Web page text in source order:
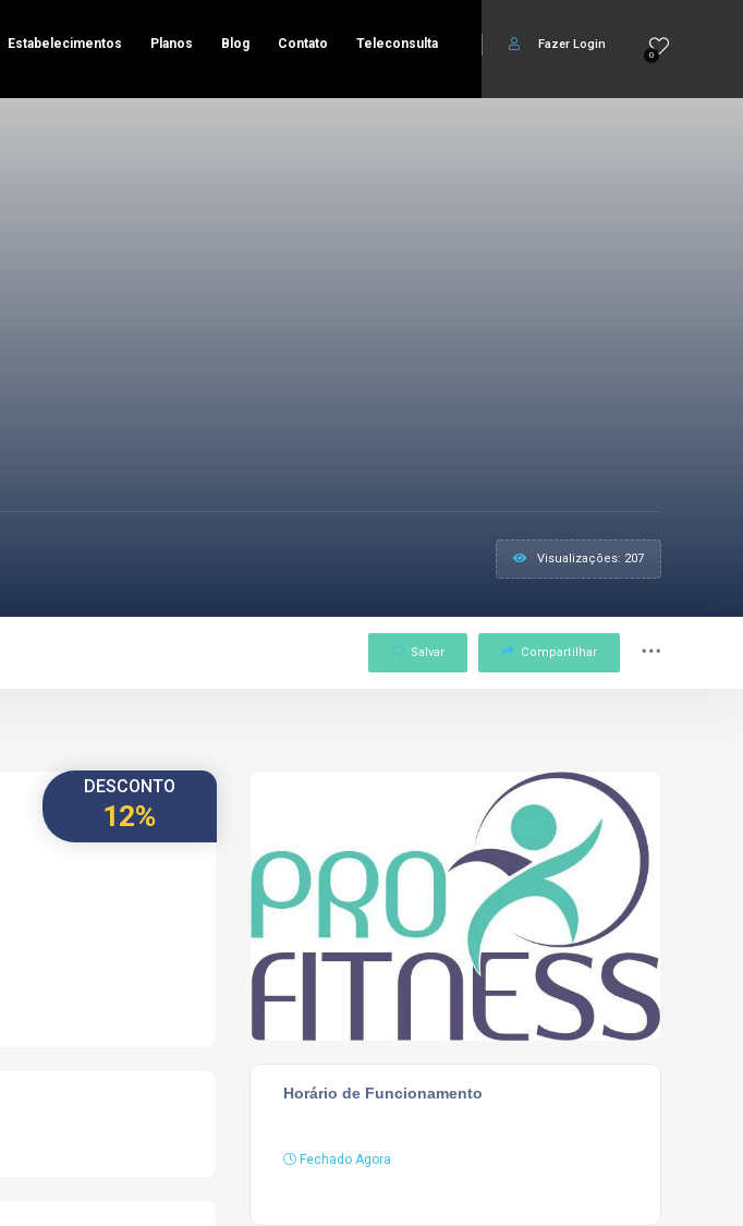
0
Fazer Login
Estabelecimentos Planos Blog Contato Teleconsulta
Visualizações: 207
Salvar Compartilhar
DESCONTO
12%
Horário de Funcionamento
Fechado Agora